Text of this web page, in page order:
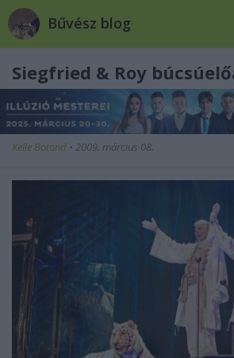
Bűvész blog
Siegfried & Roy
Kelle Botond • 2009. március 08.